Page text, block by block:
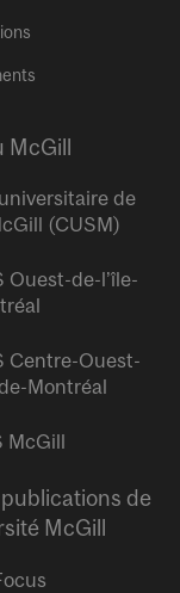
McGill
de
(CUSM)
Ouest-de-l’île-
Centre-Ouest-
Montréal
McGill
de
McGill